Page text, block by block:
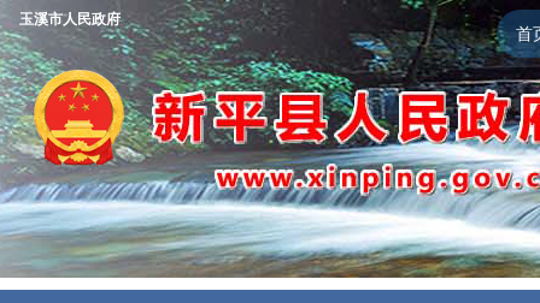
首
玉溪市人民政府